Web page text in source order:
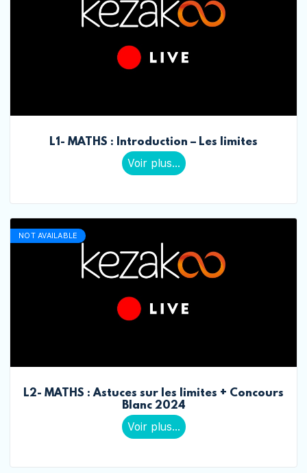
L1- MATHS : Introduction – Les limites
Voir plus...
NOT AVAILABLE
L2- MATHS : Astuces sur les limites + Concours
Blanc 2024
Voir plus...